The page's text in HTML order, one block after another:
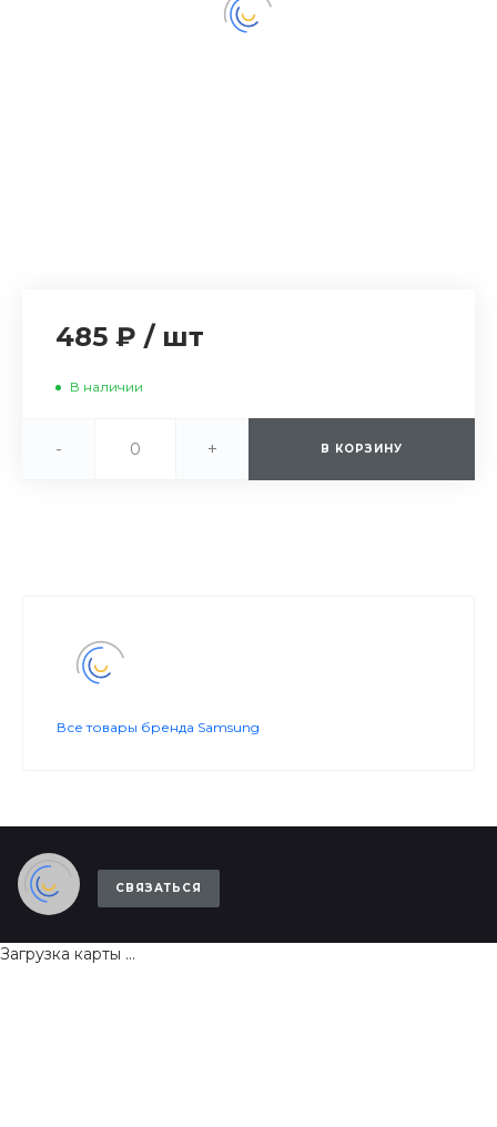
485 ₽ / шт
В наличии
- + В КОРЗИНУ
Все товары бренда Samsung
СВЯЗАТЬСЯ
Загрузка карты ...